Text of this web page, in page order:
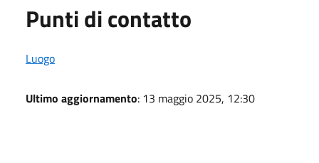
Punti di contatto
Luogo
Ultimo aggiornamento: 13 maggio 2025, 12:30